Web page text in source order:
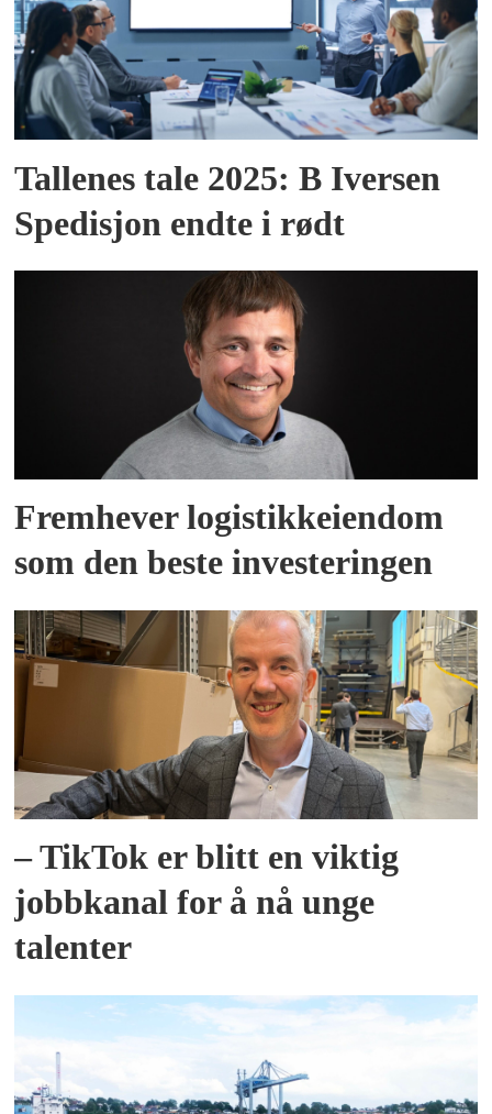
Tallenes tale 2025: B Iversen
Spedisjon endte i rødt
Fremhever logistikkeiendom
som den beste investeringen
– TikTok er blitt en viktig
jobbkanal for å nå unge
talenter